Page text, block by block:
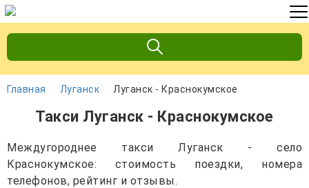
Главная Луганск Луганск - Краснокумское
Такси Луганск - Краснокумское
Междугороднее такси Луганск - село
Краснокумское: стоимость поездки, номера
телефонов, рейтинг и отзывы.